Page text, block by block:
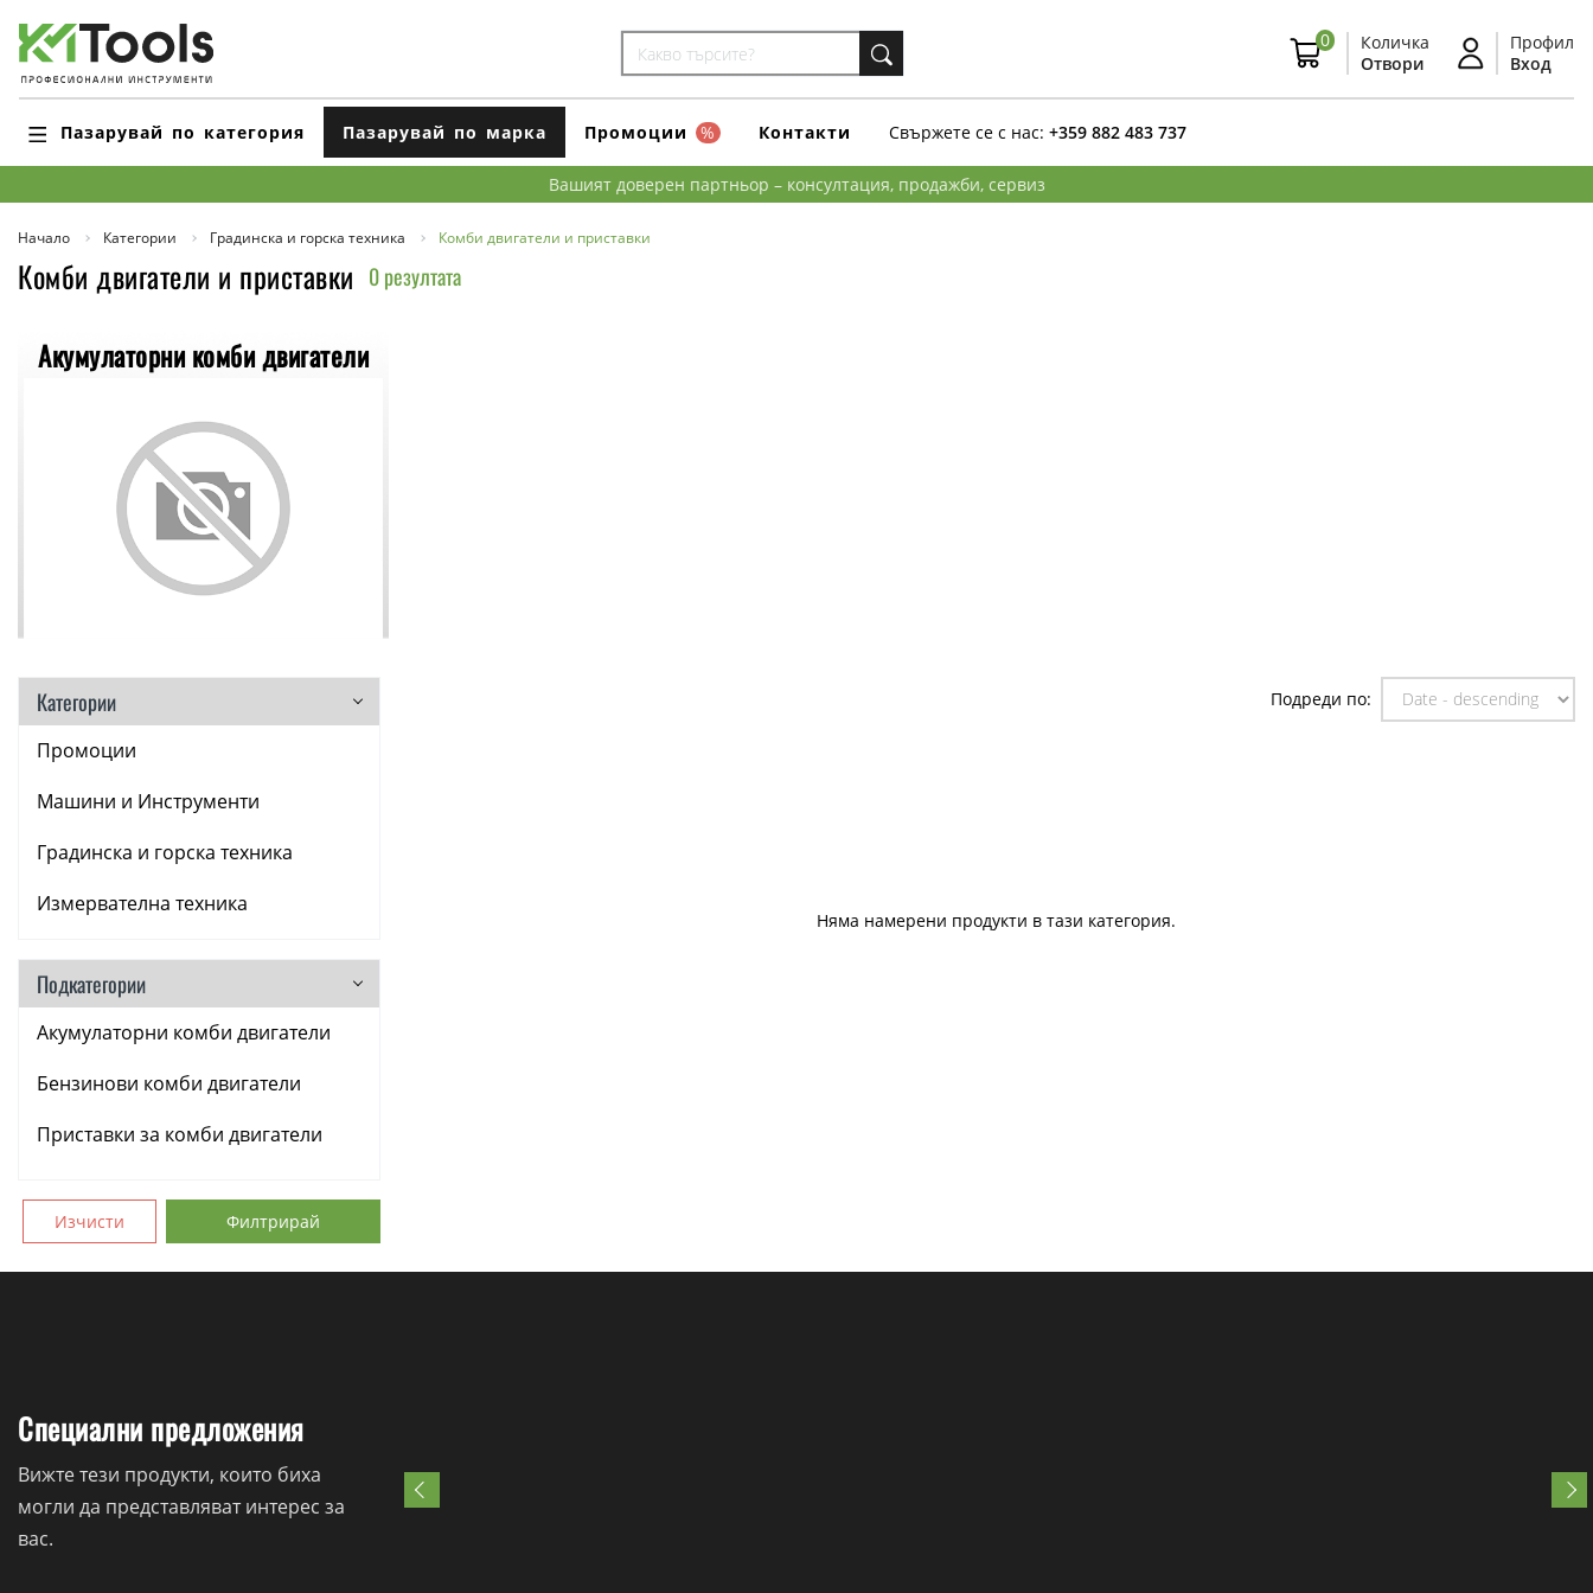
0
Количка
Отвори
Профил
Вход
Пазарувай по категория Пазарувай по марка Промоции % Контакти Свържете се с нас: +359 882 483 737
Вашият доверен партньор – консултация, продажби, сервиз
Начало Категории Градинска и горска техника Комби двигатели и приставки
Комби двигатели и приставки 0 резултата
Акумулаторни комби двигатели
Категории
Промоции
Машини и Инструменти
Градинска и горска техника
Измервателна техника
Аксесоари
Консумативи
Подкатегории
Акумулаторни комби двигатели
Бензинови комби двигатели
Приставки за комби двигатели
Изчисти Филтрирай
Подреди по:
Няма намерени продукти в тази категория.
Специални предложения
Вижте тези продукти, които биха
могли да представляват интерес за
вас.